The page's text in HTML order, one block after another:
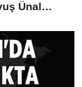
Ünal